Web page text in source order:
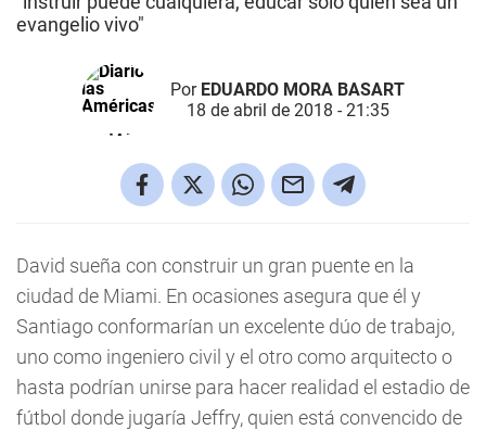
evangelio vivo"
Por EDUARDO MORA BASART
18 de abril de 2018 - 21:35
David sueña con construir un gran puente en la
ciudad de Miami. En ocasiones asegura que él y
Santiago conformarían un excelente dúo de trabajo,
uno como ingeniero civil y el otro como arquitecto o
hasta podrían unirse para hacer realidad el estadio de
fútbol donde jugaría Jeffry, quien está convencido de